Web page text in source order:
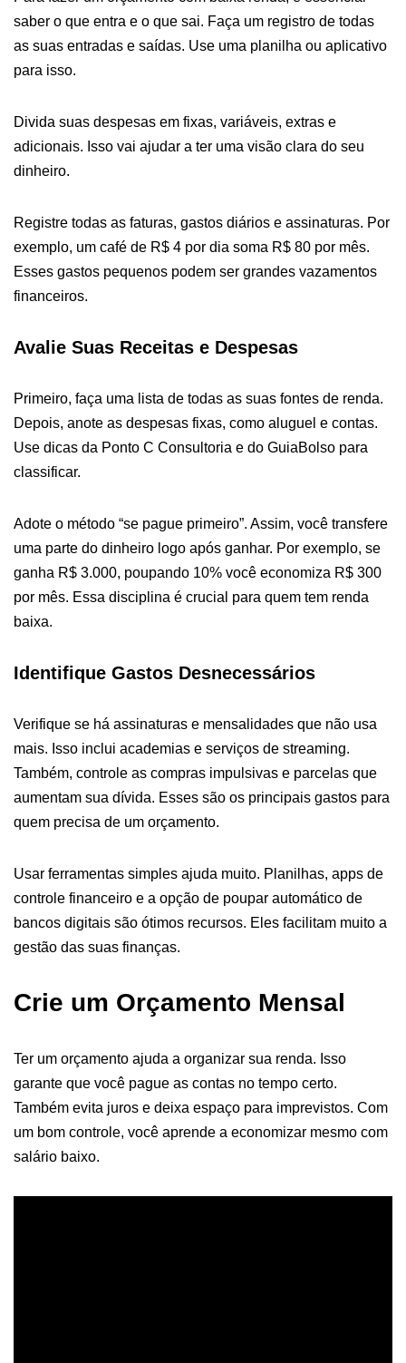
saber o que entra e o que sai. Faça um registro de todas
as suas entradas e saídas. Use uma planilha ou aplicativo
para isso.
Divida suas despesas em fixas, variáveis, extras e
adicionais. Isso vai ajudar a ter uma visão clara do seu
dinheiro.
Registre todas as faturas, gastos diários e assinaturas. Por
exemplo, um café de R$ 4 por dia soma R$ 80 por mês.
Esses gastos pequenos podem ser grandes vazamentos
financeiros.
Avalie Suas Receitas e Despesas
Primeiro, faça uma lista de todas as suas fontes de renda.
Depois, anote as despesas fixas, como aluguel e contas.
Use dicas da Ponto C Consultoria e do GuiaBolso para
classificar.
Adote o método “se pague primeiro”. Assim, você transfere
uma parte do dinheiro logo após ganhar. Por exemplo, se
ganha R$ 3.000, poupando 10% você economiza R$ 300
por mês. Essa disciplina é crucial para quem tem renda
baixa.
Identifique Gastos Desnecessários
Verifique se há assinaturas e mensalidades que não usa
mais. Isso inclui academias e serviços de streaming.
Também, controle as compras impulsivas e parcelas que
aumentam sua dívida. Esses são os principais gastos para
quem precisa de um orçamento.
Usar ferramentas simples ajuda muito. Planilhas, apps de
controle financeiro e a opção de poupar automático de
bancos digitais são ótimos recursos. Eles facilitam muito a
gestão das suas finanças.
Crie um Orçamento Mensal
Ter um orçamento ajuda a organizar sua renda. Isso
garante que você pague as contas no tempo certo.
Também evita juros e deixa espaço para imprevistos. Com
um bom controle, você aprende a economizar mesmo com
salário baixo.